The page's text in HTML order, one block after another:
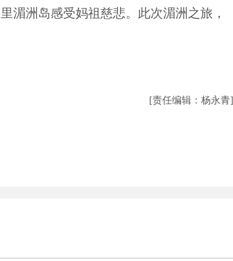
湄洲岛感受妈祖慈悲。此次湄洲之旅，
[责任编辑：杨永青]